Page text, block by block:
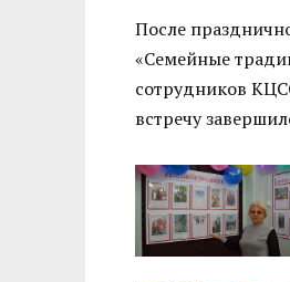
После
«Семейные
сотрудников
встречу